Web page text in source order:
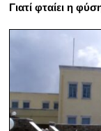
Γιατί φταίει η